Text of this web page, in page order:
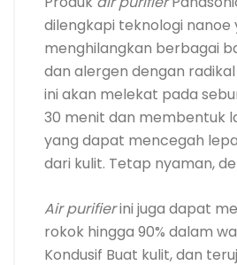
Air purifier ini juga dapat
rokok hingga 90% dalam
Kondusif Buat kulit, dan
virus H1N1, H5N1 danE. coli!
5.TRACES Car Air
UV LED